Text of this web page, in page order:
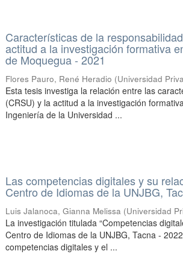
Características de la
actitud a la investigación formativa
de Moquegua - 2021
Flores Pauro, René Heradio (Universidad
Esta tesis investiga la relación entre las
(CRSU) y la actitud a la investigación
Ingeniería de la Universidad ...
Las competencias digitales y su
Centro de Idiomas de la UNJBG,
Luis Jalanoca, Gianna Melissa (Universidad
La investigación titulada “Competencias
Centro de Idiomas de la UNJBG, Tacna -
competencias digitales y el ...